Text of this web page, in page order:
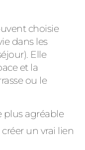
choisie
dans les
Elle
et la
ou le
plus agréable
créer un vrai lien